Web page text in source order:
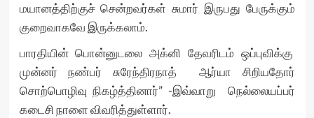
மயானத்திற்குச் சென்றவர்கள் சுமார் இருபது பேருக்கும்
குறைவாகவே இருக்கலாம்.
பாரதியின் பொன்னுடலை அக்னி தேவரிடம் ஒப்புவிக்கு
முன்னர் நண்பர் சுரேந்திரநாத் ஆர்யா சிறியதோர்
சொற்பொழிவு நிகழ்த்தினார்” -இவ்வாறு நெல்லையப்பர்
கடைசி நாளை விவரித்துள்ளார்.